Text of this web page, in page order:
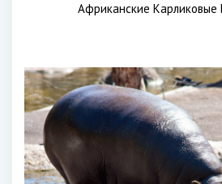
Африканские Карликовые